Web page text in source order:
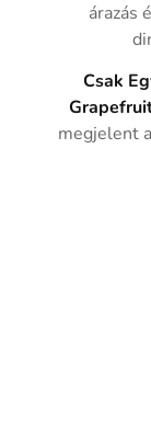
árazás
Csak
megjelent